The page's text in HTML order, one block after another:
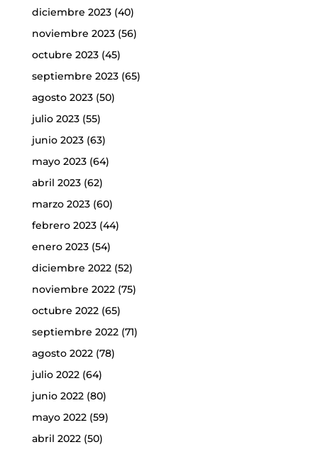
diciembre 2023(40)
noviembre 2023(56)
octubre 2023(45)
septiembre 2023(65)
agosto 2023(50)
julio 2023(55)
junio 2023(63)
mayo 2023(64)
abril 2023(62)
marzo 2023(60)
febrero 2023(44)
enero 2023(54)
diciembre 2022(52)
noviembre 2022(75)
octubre 2022(65)
septiembre 2022(71)
agosto 2022(78)
julio 2022(64)
junio 2022(80)
mayo 2022(59)
abril 2022(50)